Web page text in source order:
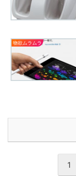
物欲ムラムラ
1